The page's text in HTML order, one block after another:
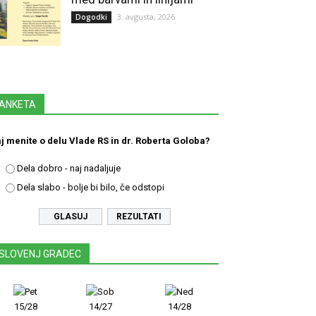
Dogodki 3. avgusta, 2026
menite o delu Vlade RS in dr. Roberta Goloba?
Dela dobro - naj nadaljuje
Dela slabo - bolje bi bilo, če odstopi
REZULTATI
GRADEC
15/28 14/27 14/28